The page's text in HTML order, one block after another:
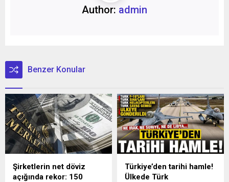
Author: admin
Benzer Konular
Şirketlerin net döviz
açığında rekor: 150
Türkiye’den tarihi hamle!
Ülkede Türk